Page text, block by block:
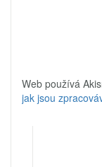
Web používá
jak jsou